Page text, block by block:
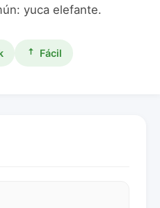
yuca elefante.
Fácil